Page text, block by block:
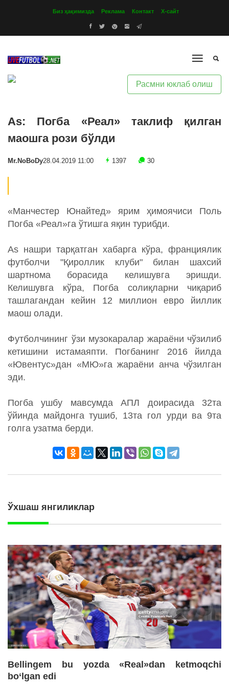
Биз ҳақимизда Реклама Контакт Х-сайт
Расмни юклаб олиш
As: Погба «Реал» таклиф қилган
маошга рози бўлди
Mr.NoBoDy28.04.2019 11:00 1397 30
«Манчестер Юнайтед» ярим ҳимоячиси Поль
Погба «Реал»га ўтишга яқин турибди.
As нашри тарқатган хабарга кўра, франциялик
футболчи "Қироллик клуби" билан шахсий
шартнома борасида келишувга эришди.
Келишувга кўра, Погба солиқларни чиқариб
ташлагандан кейин 12 миллион евро йиллик
маош олади.
Футболчининг ўзи музокаралар жараёни чўзилиб
кетишини истамаяпти. Погбанинг 2016 йилда
«Ювентус»дан «МЮ»га жараёни анча чўзилган
эди.
Погба ушбу мавсумда АПЛ доирасида 32та
ўйинда майдонга тушиб, 13та гол урди ва 9та
голга узатма берди.
Ўхшаш янгиликлар
Bellingem bu yozda «Real»dan ketmoqchi
bo‘lgan edi